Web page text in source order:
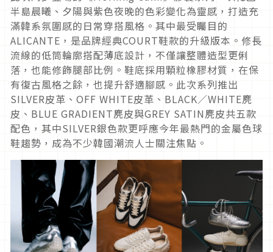
半島晨曦、夕陽與紫色夜晚的色彩變化為靈感，打造充
滿韓系氛圍感的日常穿搭風格。其中最受矚目的
ALICANTE，是品牌經典COURT鞋款的升級版本。修長
流線的低筒輪廓搭配薄底設計，不僅讓整體造型更俐
落，也能修飾腿部比例。鞋底採用顆粒橡膠材質，在保
有復古風格之餘，也提升舒適腳感。此次系列推出
SILVER皮革、OFF WHITE皮革、BLACK／WHITE麂
皮、BLUE GRADIENT麂皮與GREY SATIN麂皮共五款
配色，其中SILVER銀色款更呼應今年最熱門的金屬色球
鞋趨勢，成為不少韓國潮流人士關注焦點。